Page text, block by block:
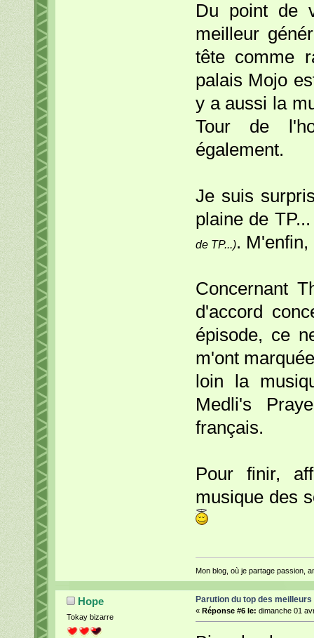
Du point de
meilleur
tête comme
palais Mojo
y a aussi la
Tour de
également.
Je suis
plaine de
de TP...).
Concernant
d'accord
épisode, ce
m'ont
loin la
Medli's
français.
Pour finir,
musique des
Mon blog, où je partage passion,
Hope
Tokay bizarre
Parution du top des
« Réponse #6 le: dimanche 01